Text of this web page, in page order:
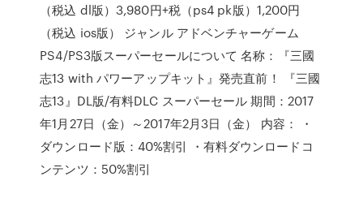
（税込 dl版）3,980円+税（ps4 pk版）1,200円
（税込 ios版） ジャンル アドベンチャーゲーム
PS4/PS3版スーパーセールについて 名称：『三國
志13 with パワーアップキット』発売直前！ 『三國
志13』DL版/有料DLC スーパーセール 期間：2017
年1月27日（金）～2017年2月3日（金） 内容： ・
ダウンロード版：40%割引 ・有料ダウンロードコ
ンテンツ：50%割引